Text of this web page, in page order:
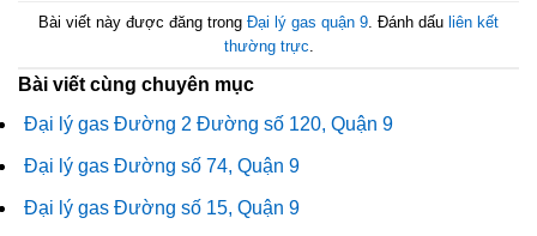
Bài viết này được đăng trong Đại lý gas quận 9 . Đánh dấu liên kết
thường trực
Bài viết cùng chuyên mục
Đại lý gas Đường 2 Đường số 120, Quận 9
Đại lý gas Đường số 74, Quận 9
Đại lý gas Đường số 15, Quận 9